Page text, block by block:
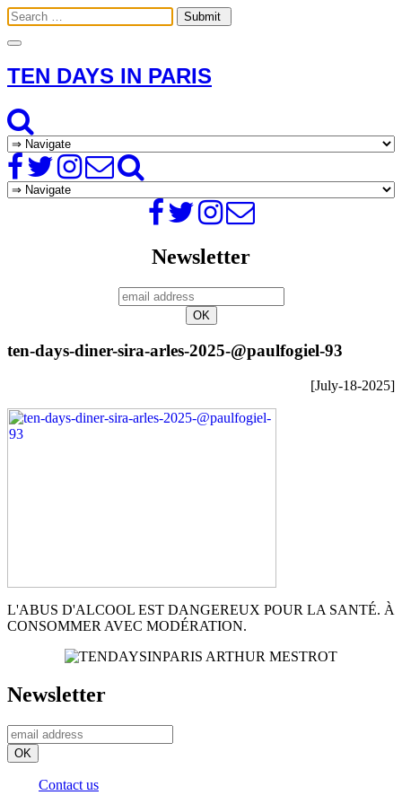
Toggle
TEN DAYS IN PARIS
Newsletter
ten-days-diner-sira-arles-2025-@paulfogiel-93
[July-18-2025]
L'ABUS D'ALCOOL EST DANGEREUX POUR LA SANTÉ. À
CONSOMMER AVEC MODÉRATION.
Newsletter
Contact us